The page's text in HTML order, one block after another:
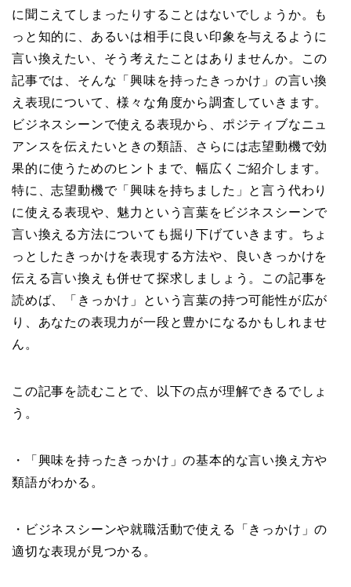
に聞こえてしまったりすることはないでしょうか。も
っと知的に、あるいは相手に良い印象を与えるように
言い換えたい、そう考えたことはありませんか。この
記事では、そんな「興味を持ったきっかけ」の言い換
え表現について、様々な角度から調査していきます。
ビジネスシーンで使える表現から、ポジティブなニュ
アンスを伝えたいときの類語、さらには志望動機で効
果的に使うためのヒントまで、幅広くご紹介します。
特に、志望動機で「興味を持ちました」と言う代わり
に使える表現や、魅力という言葉をビジネスシーンで
言い換える方法についても掘り下げていきます。ちょ
っとしたきっかけを表現する方法や、良いきっかけを
伝える言い換えも併せて探求しましょう。この記事を
読めば、「きっかけ」という言葉の持つ可能性が広が
り、あなたの表現力が一段と豊かになるかもしれませ
ん。
この記事を読むことで、以下の点が理解できるでしょ
う。
・「興味を持ったきっかけ」の基本的な言い換え方や
類語がわかる。
・ビジネスシーンや就職活動で使える「きっかけ」の
適切な表現が見つかる。